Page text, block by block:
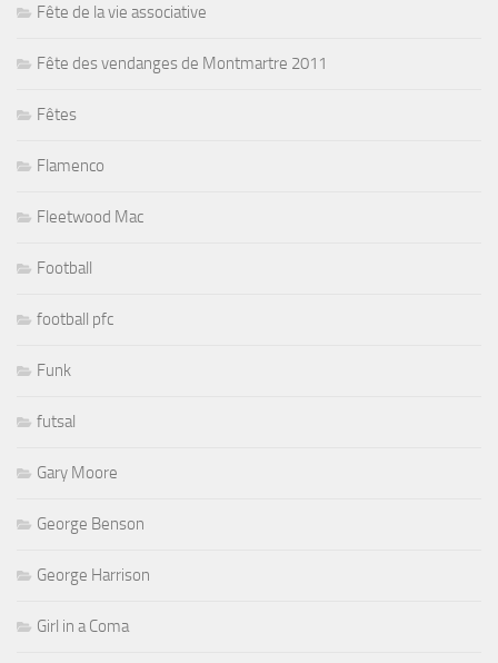
Fête de la vie associative
Fête des vendanges de Montmartre 2011
Fêtes
Flamenco
Fleetwood Mac
Football
football pfc
Funk
futsal
Gary Moore
George Benson
George Harrison
Girl in a Coma